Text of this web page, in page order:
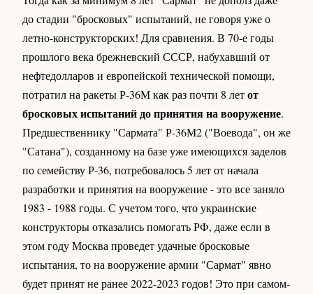
до стадии "бросковых" испытаний, не говоря уже о
летно-конструкторских! Для сравнения. В 70-е годы
прошлого века брежневский СССР, набухавший от
нефтедолларов и европейской технической помощи,
потратил на ракеты Р-36М как раз почти 8 летот
бросковых испытаний до принятия на вооружение.
Предшественнику "Сармата" Р-36М2 ("Воевода", он же
"Сатана"), созданному на базе уже имеющихся заделов
по семейству Р-36, потребовалось 5 лет от начала
разработки и принятия на вооружение - это все заняло
1983 - 1988 годы. С учетом того, что украинские
конструкторы отказались помогать РФ, даже если в
этом году Москва проведет удачные бросковые
испытания, то на вооружение армии "Сармат" явно
будет принят не ранее 2022-2023 годов! Это при самом-